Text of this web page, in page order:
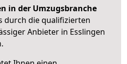
in der Umzugsbranche
durch die qualifizierten
Anbieter in Esslingen